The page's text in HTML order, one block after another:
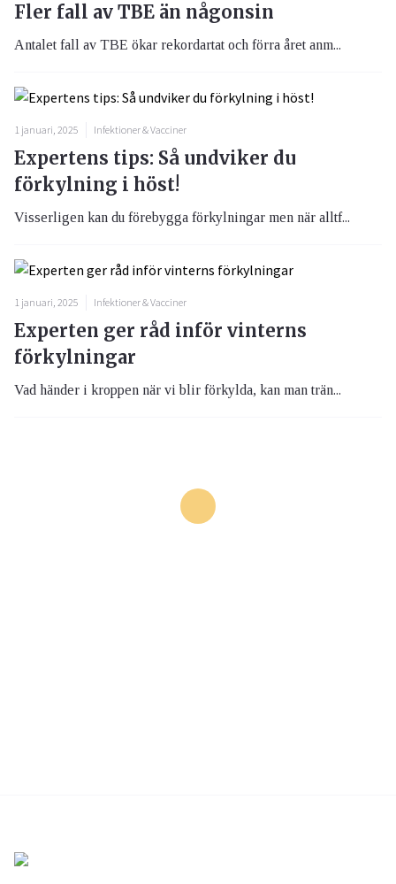
Fler fall av TBE än någonsin
Antalet fall av TBE ökar rekordartat och förra året anm...
1 januari, 2025 Infektioner & Vacciner
Expertens tips: Så undviker du
förkylning i höst!
Visserligen kan du förebygga förkylningar men när alltf...
1 januari, 2025 Infektioner & Vacciner
Experten ger råd inför vinterns
förkylningar
Vad händer i kroppen när vi blir förkylda, kan man trän...